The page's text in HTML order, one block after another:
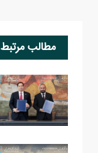
مطالب مرتبط